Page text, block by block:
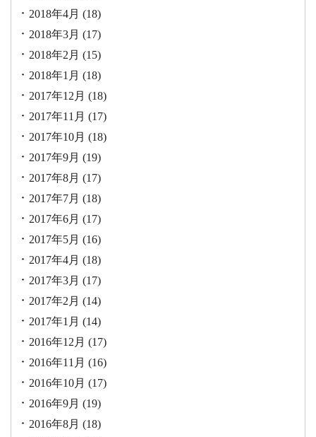
2018年4月 (18)
2018年3月 (17)
2018年2月 (15)
2018年1月 (18)
2017年12月 (18)
2017年11月 (17)
2017年10月 (18)
2017年9月 (19)
2017年8月 (17)
2017年7月 (18)
2017年6月 (17)
2017年5月 (16)
2017年4月 (18)
2017年3月 (17)
2017年2月 (14)
2017年1月 (14)
2016年12月 (17)
2016年11月 (16)
2016年10月 (17)
2016年9月 (19)
2016年8月 (18)